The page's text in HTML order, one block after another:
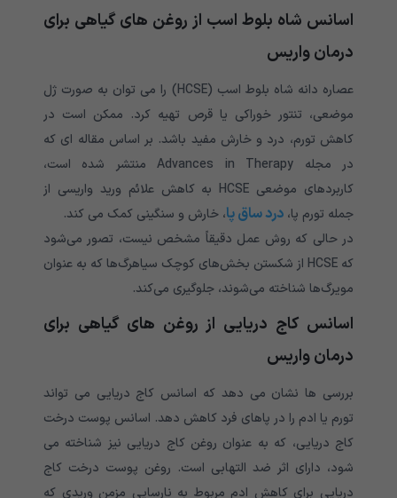
اسانس شاه بلوط اسب از روغن های گیاهی برای
درمان واریس
عصاره دانه شاه بلوط اسب (HCSE) را می توان به صورت ژل
موضعی، تنتور خوراکی یا قرص تهیه کرد. ممکن است در
کاهش تورم، درد و خارش مفید باشد. بر اساس مقاله ای که
در مجله Advances in Therapy منتشر شده است،
کاربردهای موضعی HCSE به کاهش علائم ورید واریسی از
جمله تورم پا، درد ساق پا، خارش و سنگینی کمک می کند.
در حالی که روش عمل دقیقاً مشخص نیست، تصور می‌شود
که HCSE از شکستن بخش‌های کوچک سیاهرگ‌ها که به عنوان
مویرگ‌ها شناخته می‌شوند، جلوگیری می‌کند.
اسانس کاج دریایی از روغن های گیاهی برای
درمان واریس
بررسی ها نشان می دهد که اسانس کاج دریایی می تواند
تورم یا ادم را در پاهای فرد کاهش دهد. اسانس پوست درخت
کاج دریایی، که به عنوان روغن کاج دریایی نیز شناخته می
شود، دارای اثر ضد التهابی است. روغن پوست درخت کاج
دریایی برای کاهش ادم مربوط به نارسایی مزمن وریدی که